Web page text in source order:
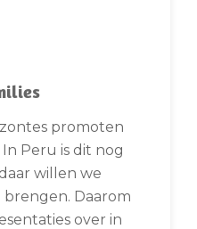
promoten
Peru is dit nog
willen we
Daarom
over in